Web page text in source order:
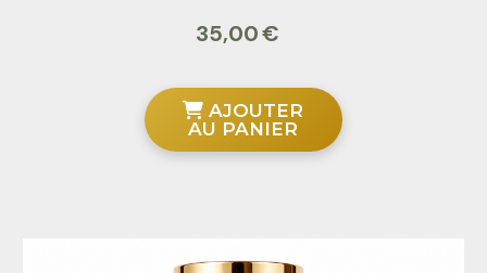
35,00€
AJOUTER
AU PANIER